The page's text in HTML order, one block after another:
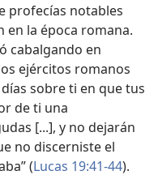
profecías notables
en la época romana.
cabalgando en
ejércitos romanos
sobre ti en que tus
de ti una
[...], y no dejarán
no discerniste el
(Lucas 19:41-44).